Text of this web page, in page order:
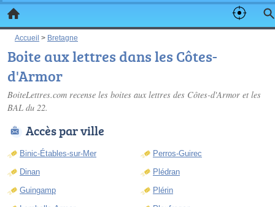
Accueil > Bretagne
Boite aux lettres dans les Côtes-
d'Armor
BoiteLettres.com recense les boites aux lettres des Côtes-d'Armor et les
BAL du 22.
Accès par ville
Binic-Étables-sur-Mer
Dinan
Guingamp
Perros-Guirec
Plédran
Plérin